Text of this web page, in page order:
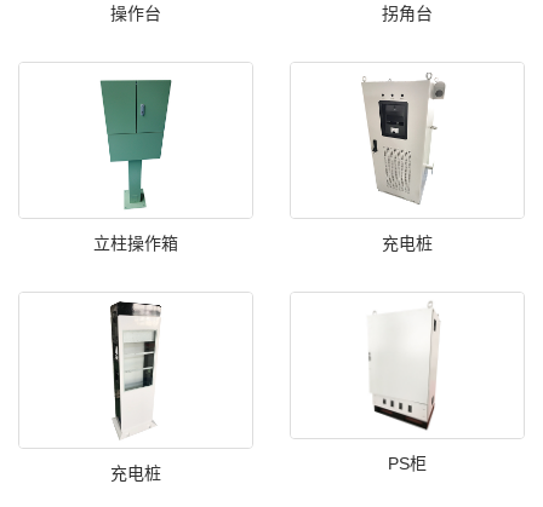
操作台 拐角台
立柱操作箱 充电桩
充电桩 PS柜